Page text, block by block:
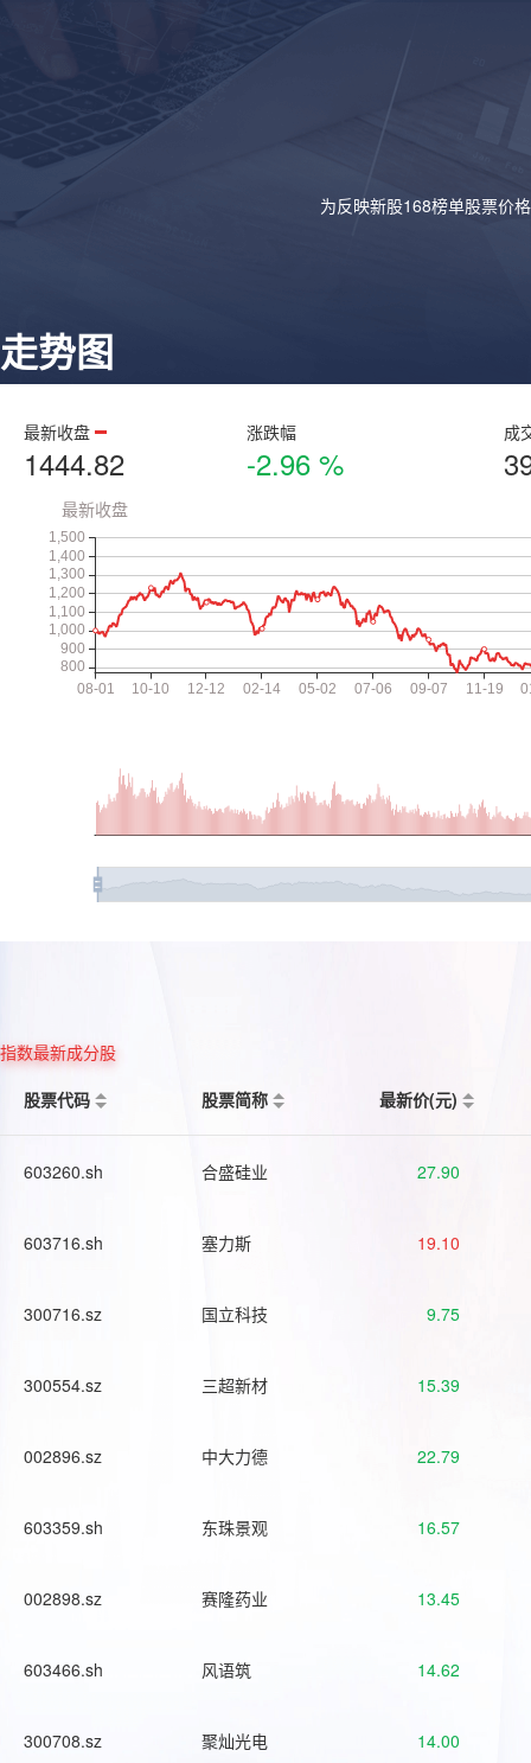
为反映新股168榜单股票价
走势图
最新收盘
1444.82
涨跌幅
-2.96 %
成
指数最新成分股
股票代码
股票简称 最新价(元)
603260.sh 合盛硅业 27.90
603716.sh 塞力斯 19.10
300716.sz 国立科技 9.75
300554.sz 三超新材 15.39
002896.sz 中大力德 22.79
603359.sh 东珠景观 16.57
002898.sz 赛隆药业 13.45
603466.sh 风语筑 14.62
300708.sz 聚灿光电 14.00